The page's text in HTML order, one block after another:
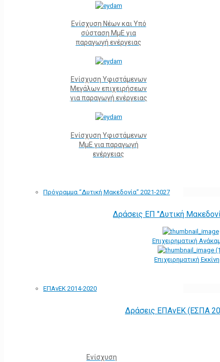
Ενίσχυση Νέων και Υπό
σύσταση ΜμΕ για
παραγωγή ενέργειας
Ενίσχυση Υφιστάμενων
Μεγάλων επιχειρήσεων
για παραγωγή ενέργειας
Ενίσχυση Υφιστάμενων
ΜμΕ για παραγωγή
ενέργειας
Πρόγραμμα “Δυτική Μακεδονία” 2021-2027
Δράσεις ΕΠ "Δυτική
Επιχειρηματική
Επιχειρηματική
ΕΠΑνΕΚ 2014-2020
Δράσεις ΕΠΑνΕΚ (ΕΣΠΑ
Ενίσχυση